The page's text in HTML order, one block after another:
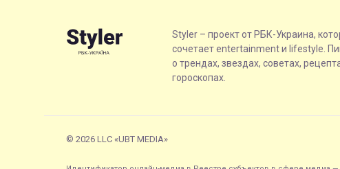
Styler – проект от РБК-Украина,
сочетает entertainment и lifestyle.
о трендах, звездах, советах,
гороскопах.
© 2026 LLC «UBT MEDIA»